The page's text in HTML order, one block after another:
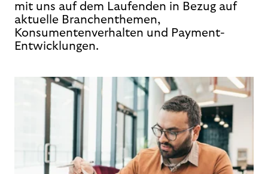
mit uns auf dem Laufenden in Bezug auf
aktuelle Branchenthemen,
Konsumentenverhalten und Payment-
Entwicklungen.